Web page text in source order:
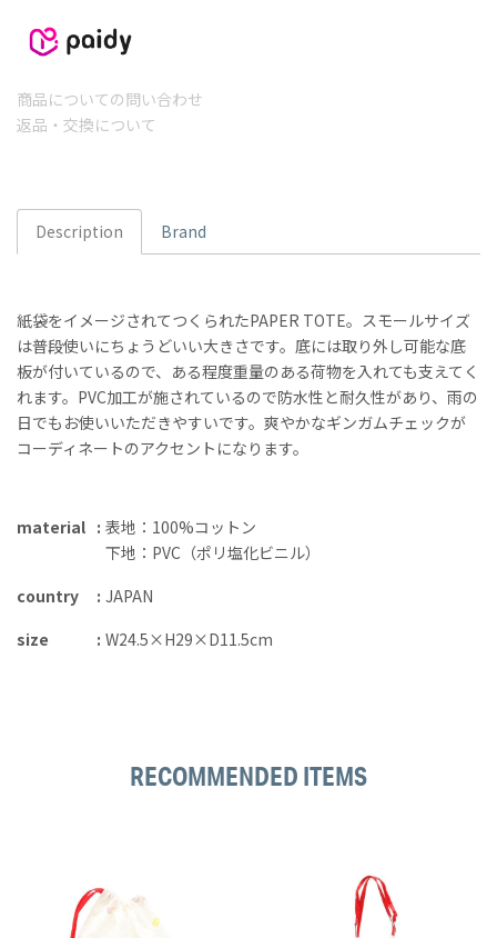
商品についての問い合わせ
返品・交換について
Description Brand
紙袋をイメージされてつくられたPAPER TOTE。スモールサイズ
は普段使いにちょうどいい大きさです。底には取り外し可能な底
板が付いているので、ある程度重量のある荷物を入れても支えてく
れます。PVC加工が施されているので防水性と耐久性があり、雨の
日でもお使いいただきやすいです。爽やかなギンガムチェックが
コーディネートのアクセントになります。
material
表地：100%コットン
下地：PVC（ポリ塩化ビニル）
country
JAPAN
size
W24.5×H29×D11.5cm
RECOMMENDED ITEMS